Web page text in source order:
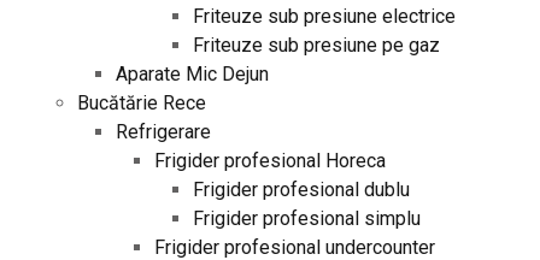
Friteuze sub presiune electrice
Friteuze sub presiune pe gaz
Aparate Mic Dejun
Bucătărie Rece
Refrigerare
Frigider profesional Horeca
Frigider profesional dublu
Frigider profesional simplu
Frigider profesional undercounter